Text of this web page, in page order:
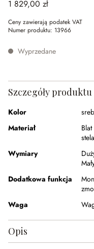
1 829,00 zł
Ceny zawierają podatek VAT
Numer produktu: 13966
Wyprzedane
Szczegóły produktu
Kolor
Materiał
Blat
Wymiary
Dodatkowa funkcja
Waga
Opis